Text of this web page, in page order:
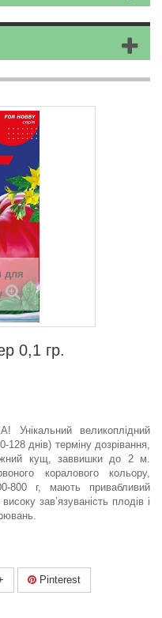
для
0,1 гр.
великоплідний
днів) терміну дозрівання,
кущ, заввишки до 2 м.
коралового кольору,
800 г, мають привабливий
зав’язуваність плодів і
Pinterest